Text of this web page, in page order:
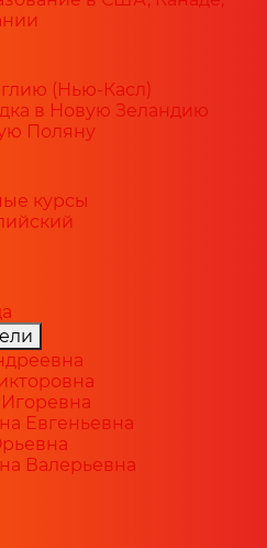
(Нью-Касл)
в Новую Зеландию
Поляну
курсы
Евгеньевна
Валерьевна